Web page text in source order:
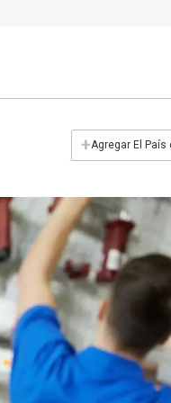
+Agregar El País